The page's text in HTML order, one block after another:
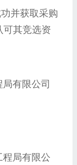
并获取采购
可其竞选资
有限公司
局有限公